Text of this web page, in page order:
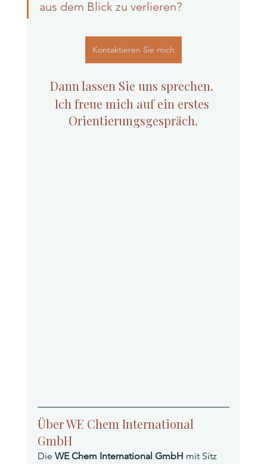
aus dem Blick zu verlieren?
Kontaktieren Sie mich
Dann lassen Sie uns sprechen.
Ich freue mich auf ein erstes
Orientierungsgespräch.
Über WE Chem International
GmbH
Die WE Chem International GmbH mit Sitz